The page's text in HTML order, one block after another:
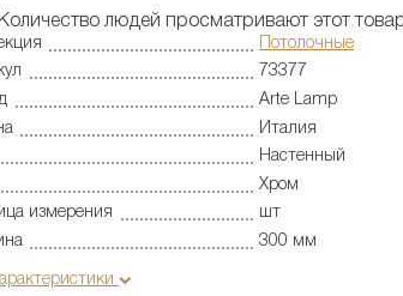
Количество людей просматривают этот
Потолочные
73377
Arte Lamp
Италия
Настенный
Хром
измерения
шт
300 мм